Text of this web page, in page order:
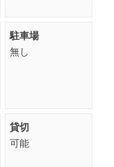
駐車場
無し
貸切
可能